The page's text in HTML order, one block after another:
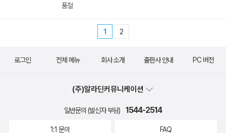
품절
1 2
로그인 전체 메뉴 회사 소개 출판사 안내 PC 버전
(주)알라딘커뮤니케이션
일반문의 (발신자 부담) 1544-2514
1:1 문의 FAQ